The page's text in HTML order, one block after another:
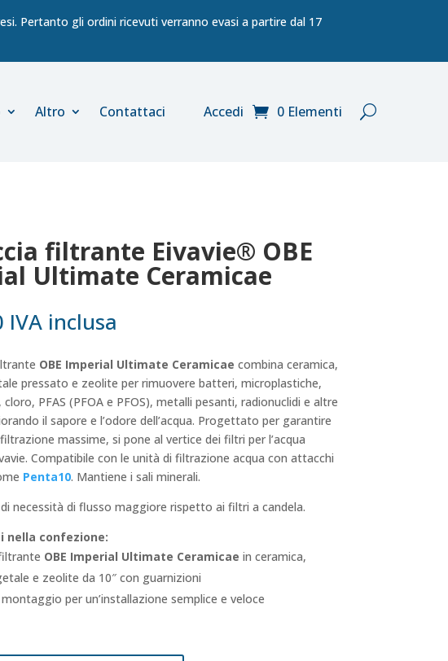
Pertanto gli ordini ricevuti verranno evasi a partire dal 17
Altro Contattaci Accedi 0 Elementi
filtrante Eivavie® OBE
Ultimate Ceramicae
IVA inclusa
OBE Imperial Ultimate Ceramicae combina ceramica,
pressato e zeolite per rimuovere batteri, microplastiche,
cloro, PFAS (PFOA e PFOS), metalli pesanti, radionuclidi e altre
il sapore e l’odore dell’acqua. Progettato per garantire
massime, si pone al vertice dei filtri per l’acqua
Compatibile con le unità di filtrazione acqua con attacchi
Penta10. Mantiene i sali minerali.
necessità di flusso maggiore rispetto ai filtri a candela.
nella confezione:
OBE Imperial Ultimate Ceramicae in ceramica,
e zeolite da 10″ con guarnizioni
per un’installazione semplice e veloce